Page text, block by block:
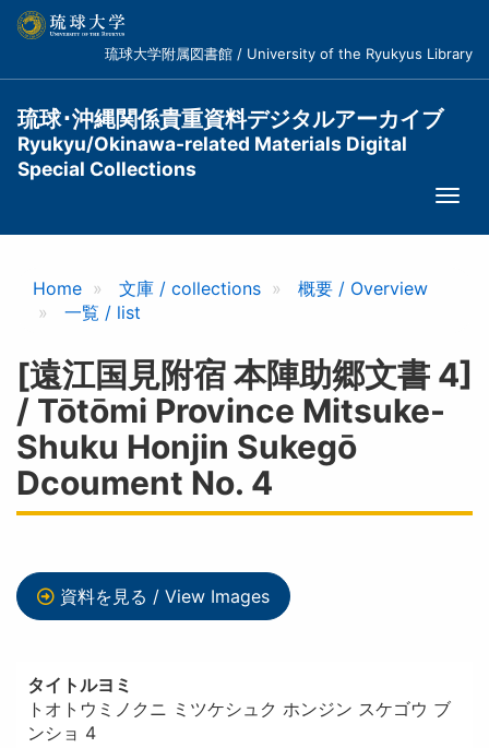
コ
琉球大学附属図書館 / University of the Ryukyus Library
琉球･沖縄関係貴重資料デジタルアーカイブ
Ryukyu/Okinawa-related Materials Digital
Special Collections
Home 文庫 / collections
概要 / Overview
一覧 / list
[遠江国見附宿 本陣助郷文書 4]
/ Tōtōmi Province Mitsuke-
Shuku Honjin Sukegō
Dcoument No. 4
資料を見る / View Images
タイトルヨミ
トオトウミノクニ ミツケシュク ホンジン スケゴウ ブ
ンショ 4